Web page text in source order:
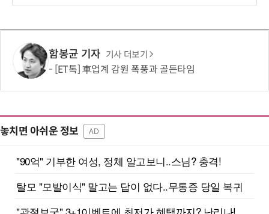
함봉균 기자 기사 더보기
[ET톡] 車업계 감원 폭풍과 골든타임
놓치면 아쉬운 정보 AD